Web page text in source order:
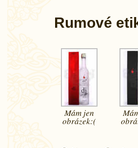
Rumové
Mám jen
obrázek:(